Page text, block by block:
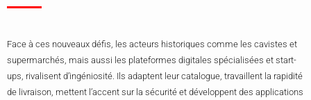
Face à ces nouveaux défis, les acteurs historiques comme les cavistes et
supermarchés, mais aussi les plateformes digitales spécialisées et start-
ups, rivalisent d’ingéniosité. Ils adaptent leur catalogue, travaillent la rapidité
de livraison, mettent l’accent sur la sécurité et développent des applications